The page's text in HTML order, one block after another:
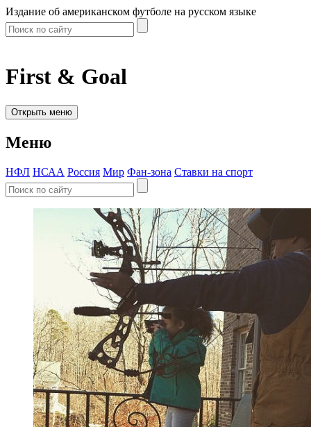
Издание об американском футболе на русском языке
First & Goal
Открыть меню
Меню
НФЛ НСАА Россия Мир Фан-зона Ставки на спорт